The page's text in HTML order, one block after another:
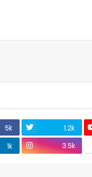
5k 1.2k
1k
3.5k